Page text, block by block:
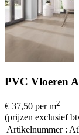
PVC Vloeren
€ 37,50 per m2
(prijzen exclusief
Artikelnummer :